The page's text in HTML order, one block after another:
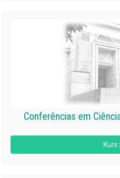
Conferências em
Kurs